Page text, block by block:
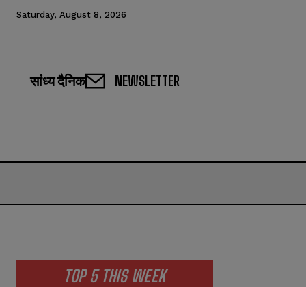
Saturday, August 8, 2026
सांध्य दैनिक NEWSLETTER
TOP 5 THIS WEEK